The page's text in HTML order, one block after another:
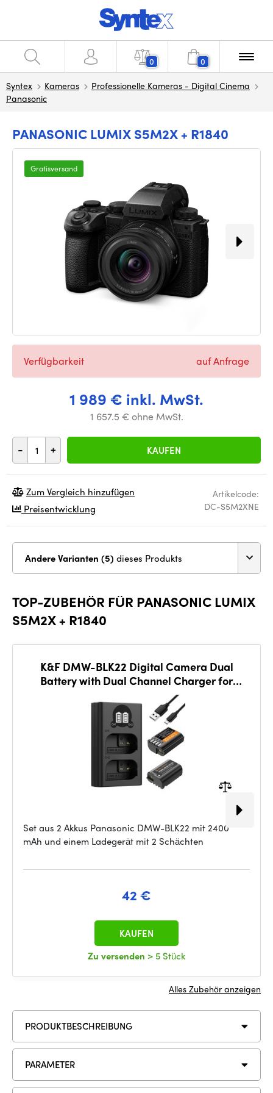
0 0
Syntex Kameras
Professionelle Kameras - Digital Cinema
Panasonic
PANASONIC LUMIX S5M2X + R1840
Gratisversand
1 989 € inkl. MwSt.
1 657.5 € ohne MwSt.
- + KAUFEN
Verfügbarkeit auf Anfrage
Artikelcode:
DC-S5M2XNE
Zum Vergleich hinzufügen
Preisentwicklung
Andere Varianten (5) dieses Produkts
TOP-ZUBEHÖR FÜR PANASONIC LUMIX
S5M2X + R1840
K&F DMW-BLK22 Digital Camera Dual
Battery with Dual Channel Charger for
Set aus 2 Akkus Panasonic DMW-BLK22 mit 2400
mAh und einem Ladegerät mit 2 Schächten
42 €
Zu versenden > 5 Stück
KAUFEN
Alles Zubehör anzeigen
PRODUKTBESCHREIBUNG
PARAMETER